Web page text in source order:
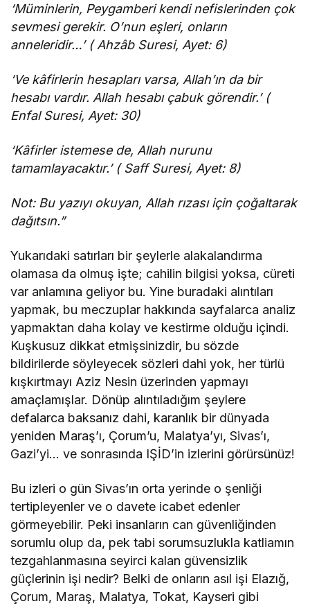
‘Müminlerin, Peygamberi kendi nefislerinden çok
sevmesi gerekir. O’nun eşleri, onların
anneleridir…’ ( Ahzâb Suresi, Ayet: 6)
‘Ve kâfirlerin hesapları varsa, Allah’ın da bir
hesabı vardır. Allah hesabı çabuk görendir.’ (
Enfal Suresi, Ayet: 30)
‘Kâfirler istemese de, Allah nurunu
tamamlayacaktır.’ ( Saff Suresi, Ayet: 8)
Not: Bu yazıyı okuyan, Allah rızası için çoğaltarak
dağıtsın.”
Yukarıdaki satırları bir şeylerle alakalandırma
olamasa da olmuş işte; cahilin bilgisi yoksa, cüreti
var anlamına geliyor bu. Yine buradaki alıntıları
yapmak, bu meczuplar hakkında sayfalarca analiz
yapmaktan daha kolay ve kestirme olduğu içindi.
Kuşkusuz dikkat etmişsinizdir, bu sözde
bildirilerde söyleyecek sözleri dahi yok, her türlü
kışkırtmayı Aziz Nesin üzerinden yapmayı
amaçlamışlar. Dönüp alıntıladığım şeylere
defalarca baksanız dahi, karanlık bir dünyada
yeniden Maraş’ı, Çorum’u, Malatya’yı, Sivas’ı,
Gazi’yi… ve sonrasında IŞİD’in izlerini görürsünüz!
Bu izleri o gün Sivas’ın orta yerinde o şenliği
tertipleyenler ve o davete icabet edenler
görmeyebilir. Peki insanların can güvenliğinden
sorumlu olup da, pek tabi sorumsuzlukla katliamın
tezgahlanmasına seyirci kalan güvensizlik
güçlerinin işi nedir? Belki de onların asıl işi Elazığ,
Çorum, Maraş, Malatya, Tokat, Kayseri gibi